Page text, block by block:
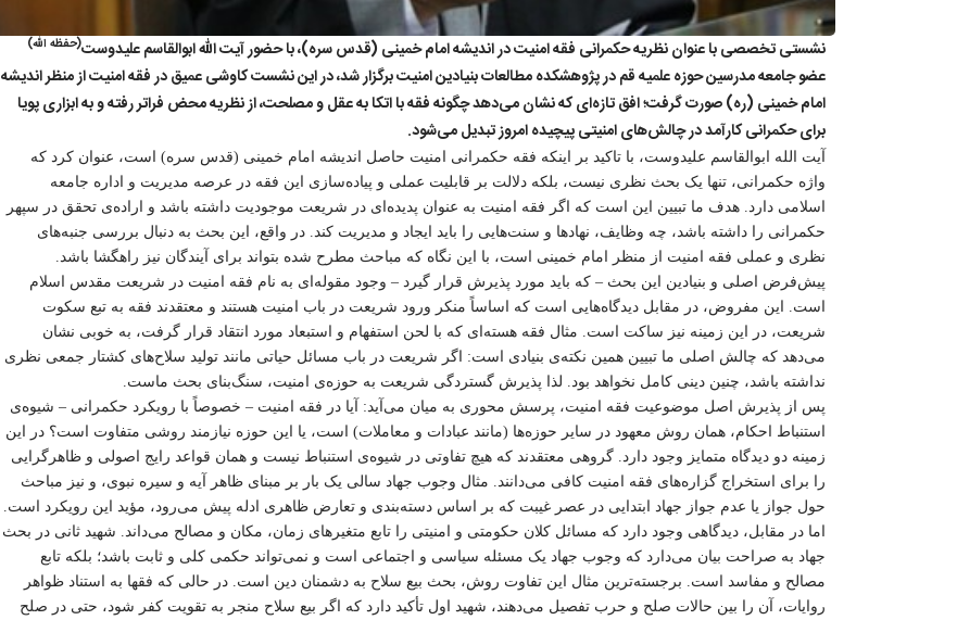
نشستی تخصصی با عنوان نظریه حکمرانی فقه امنیت در اندیشه امام خمینی (قدس سره)، با حضور آیت الله ابوالقاسم علیدوست(حفظه الله)
عضو جامعه مدرسین حوزه علمیه قم در پژوهشکده مطالعات بنیادین امنیت برگزار شد، در این نشست کاوشی عمیق در فقه امنیت از منظر اندیشه
امام خمینی (ره) صورت گرفت؛ افق تازه‌ای که نشان می‌دهد چگونه فقه با اتکا به عقل و مصلحت، از نظریه محض فراتر رفته و به ابزاری پویا
برای حکمرانی کارآمد در چالش‌های امنیتی پیچیده امروز تبدیل می‌شود.
آیت الله ابوالقاسم علیدوست، با تاکید بر اینکه فقه حکمرانی امنیت حاصل اندیشه امام خمینی (قدس سره) است، عنوان کرد که
واژه حکمرانی، تنها یک بحث نظری نیست، بلکه دلالت بر قابلیت عملی و پیاده‌سازی این فقه در عرصه مدیریت و اداره جامعه
اسلامی دارد. هدف ما تبیین این است که اگر فقه امنیت به عنوان پدیده‌ای در شریعت موجودیت داشته باشد و اراده‌ی تحقق در سپهر
حکمرانی را داشته باشد، چه وظایف، نهادها و سنت‌هایی را باید ایجاد و مدیریت کند. در واقع، این بحث به دنبال بررسی جنبه‌های
نظری و عملی فقه امنیت از منظر امام خمینی است، با این نگاه که مباحث مطرح شده بتواند برای آیندگان نیز راهگشا باشد.
پیش‌فرض اصلی و بنیادین این بحث – که باید مورد پذیرش قرار گیرد – وجود مقوله‌ای به نام فقه امنیت در شریعت مقدس اسلام
است. این مفروض، در مقابل دیدگاه‌هایی است که اساساً منکر ورود شریعت در باب امنیت هستند و معتقدند فقه به تبع سکوت
شریعت، در این زمینه نیز ساکت است. مثال فقه هسته‌ای که با لحن استفهام و استبعاد مورد انتقاد قرار گرفت، به خوبی نشان
می‌دهد که چالش اصلی ما تبیین همین نکته‌ی بنیادی است: اگر شریعت در باب مسائل حیاتی مانند تولید سلاح‌های کشتار جمعی نظری
نداشته باشد، چنین دینی کامل نخواهد بود. لذا پذیرش گستردگی شریعت به حوزه‌ی امنیت، سنگ‌بنای بحث ماست.
پس از پذیرش اصل موضوعیت فقه امنیت، پرسش محوری به میان می‌آید: آیا در فقه امنیت – خصوصاً با رویکرد حکمرانی – شیوه‌ی
استنباط احکام، همان روش معهود در سایر حوزه‌ها (مانند عبادات و معاملات) است، یا این حوزه نیازمند روشی متفاوت است؟ در این
زمینه دو دیدگاه متمایز وجود دارد. گروهی معتقدند که هیچ تفاوتی در شیوه‌ی استنباط نیست و همان قواعد رایج اصولی و ظاهرگرایی
را برای استخراج گزاره‌های فقه امنیت کافی می‌دانند. مثال وجوب جهاد سالی یک بار بر مبنای ظاهر آیه و سیره نبوی، و نیز مباحث
حول جواز یا عدم جواز جهاد ابتدایی در عصر غیبت که بر اساس دسته‌بندی و تعارض ظاهری ادله پیش می‌رود، مؤید این رویکرد است.
اما در مقابل، دیدگاهی وجود دارد که مسائل کلان حکومتی و امنیتی را تابع متغیرهای زمان، مکان و مصالح می‌داند. شهید ثانی در بحث
جهاد به صراحت بیان می‌دارد که وجوب جهاد یک مسئله سیاسی و اجتماعی است و نمی‌تواند حکمی کلی و ثابت باشد؛ بلکه تابع
مصالح و مفاسد است. برجسته‌ترین مثال این تفاوت روش، بحث بیع سلاح به دشمنان دین است. در حالی که فقها به استناد ظواهر
روایات، آن را بین حالات صلح و حرب تفصیل می‌دهند، شهید اول تأکید دارد که اگر بیع سلاح منجر به تقویت کفر شود، حتی در صلح